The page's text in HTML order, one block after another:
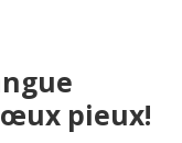
pieux!